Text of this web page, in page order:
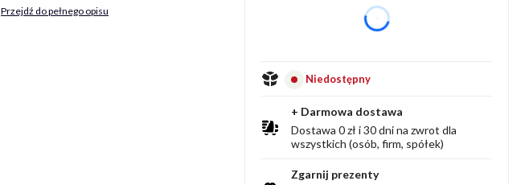
Przejdź do pełnego opisu
Niedostępny
+ Darmowa dostawa
Dostawa 0 zł i 30 dni na zwrot dla
wszystkich (osób, firm, spółek)
Zgarnij prezenty